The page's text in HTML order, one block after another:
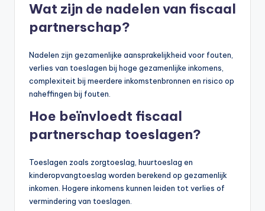
Wat zijn de nadelen van fiscaal
partnerschap?
Nadelen zijn gezamenlijke aansprakelijkheid voor fouten,
verlies van toeslagen bij hoge gezamenlijke inkomens,
complexiteit bij meerdere inkomstenbronnen en risico op
naheffingen bij fouten.
Hoe beïnvloedt fiscaal
partnerschap toeslagen?
Toeslagen zoals zorgtoeslag, huurtoeslag en
kinderopvangtoeslag worden berekend op gezamenlijk
inkomen. Hogere inkomens kunnen leiden tot verlies of
vermindering van toeslagen.